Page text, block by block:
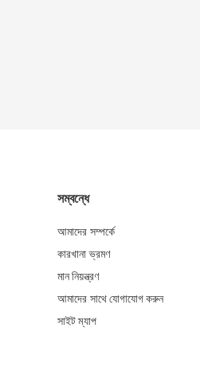
সম্বন্ধে
আমাদের সম্পর্কে
কারখানা ভ্রমণ
মান নিয়ন্ত্রণ
আমাদের সাথে যোগাযোগ করুন
সাইট ম্যাপ